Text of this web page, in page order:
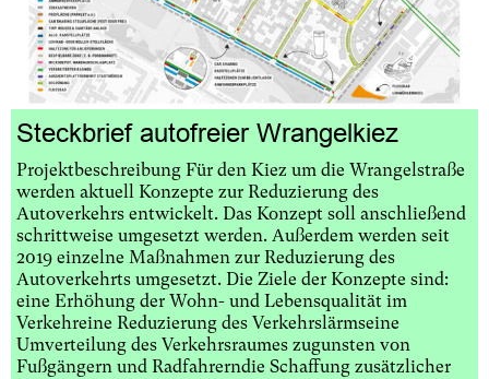
Steckbrief autofreier Wrangelkiez
Projektbeschreibung Für den Kiez um die Wrangelstraße
werden aktuell Konzepte zur Reduzierung des
Autoverkehrs entwickelt. Das Konzept soll anschließend
schrittweise umgesetzt werden. Außerdem werden seit
2019 einzelne Maßnahmen zur Reduzierung des
Autoverkehrts umgesetzt. Die Ziele der Konzepte sind:
eine Erhöhung der Wohn- und Lebensqualität im
Verkehreine Reduzierung des Verkehrslärmseine
Umverteilung des Verkehrsraumes zugunsten von
Fußgängern und Radfahrerndie Schaffung zusätzlicher